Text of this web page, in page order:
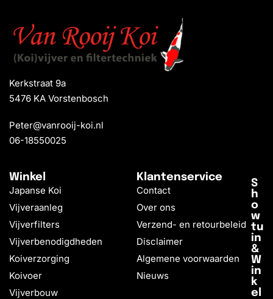
Kerkstraat 9a
5476 KA Vorstenbosch
Peter@vanrooij-koi.nl
06-18550025
Winkel
Japanse Koi
Vijveraanleg
Vijverfilters
Vijverbenodigdheden
Koiverzorging
Koivoer
Vijverbouw
Klantenservice
Contact
Over ons
Verzend- en retourbeleid
Disclaimer
Algemene voorwaarden
Nieuws
S
h
o
w
tu
in
&
W
in
k
el